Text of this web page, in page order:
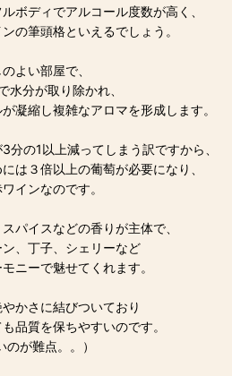
ボディでアルコール度数が高く、
の筆頭格といえるでしょう。
よい部屋で、
分が取り除かれ、
凝縮し複雑なアロマを形成します。
分の1以上減ってしまう訳ですから、
は３倍以上の葡萄が必要になり、
インなのです。
パイスなどの香りが主体で、
、丁子、シェリーなど
ニーで魅せてくれます。
かさに結びついており
品質を保ちやすいのです。
が難点。。）